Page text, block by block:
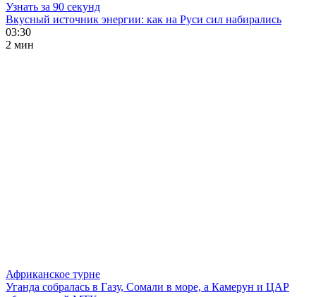
Узнать за 90 секунд
Вкусный источник энергии: как на Руси сил набирались
03:30
2 мин
Африканское турне
Уганда собралась в Газу, Сомали в море, а Камерун и ЦАР